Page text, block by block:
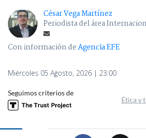
César Vega Martínez
Periodista del área
Con información deAgencia EFE
Miércoles 05 Agosto, 2026 | 23:00
Seguimos criterios de
Ética y